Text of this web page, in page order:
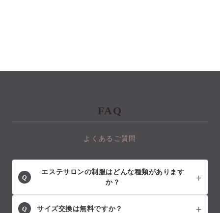
FAQ
よくあるご質問
Q
エステサロンの制服はどんな種類があります
か？
Q サイズ交換は無料ですか？